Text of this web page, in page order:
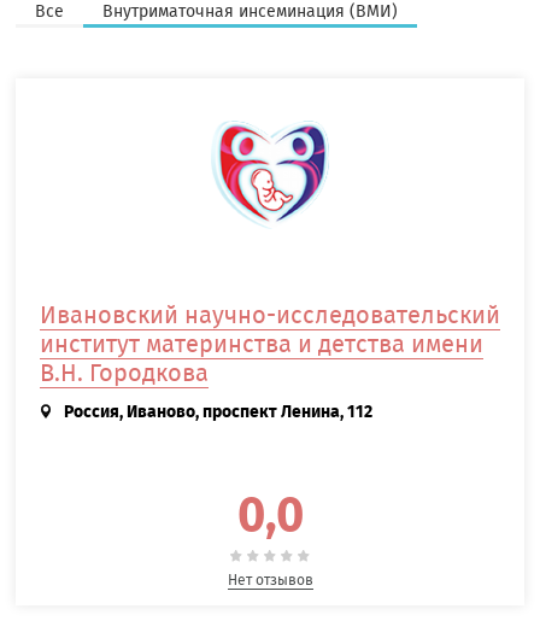
Все Внутриматочная инсеминация (ВМИ)
Ивановский научно-исследовательский
институт материнства и детства имени
В.Н. Городкова
Россия, Иваново, проспект Ленина, 112
0,0
Нет отзывов